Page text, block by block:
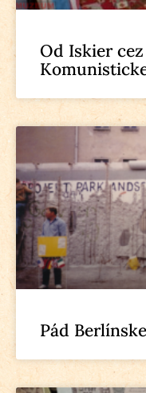
Od Iskier
Pád